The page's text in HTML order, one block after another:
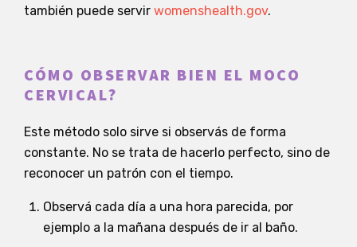
también puede servir womenshealth.gov.
CÓMO OBSERVAR BIEN EL MOCO
CERVICAL?
Este método solo sirve si observás de forma
constante. No se trata de hacerlo perfecto, sino de
reconocer un patrón con el tiempo.
Observá cada día a una hora parecida, por
ejemplo a la mañana después de ir al baño.